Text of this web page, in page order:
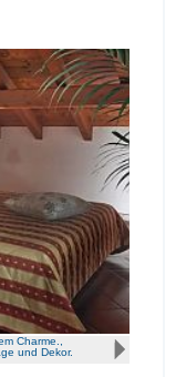
Charme.,
und Dekor.